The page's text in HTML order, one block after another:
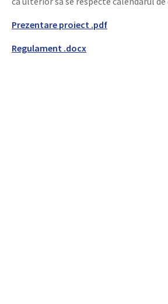
Prezentare proiect .pdf
Regulament .docx